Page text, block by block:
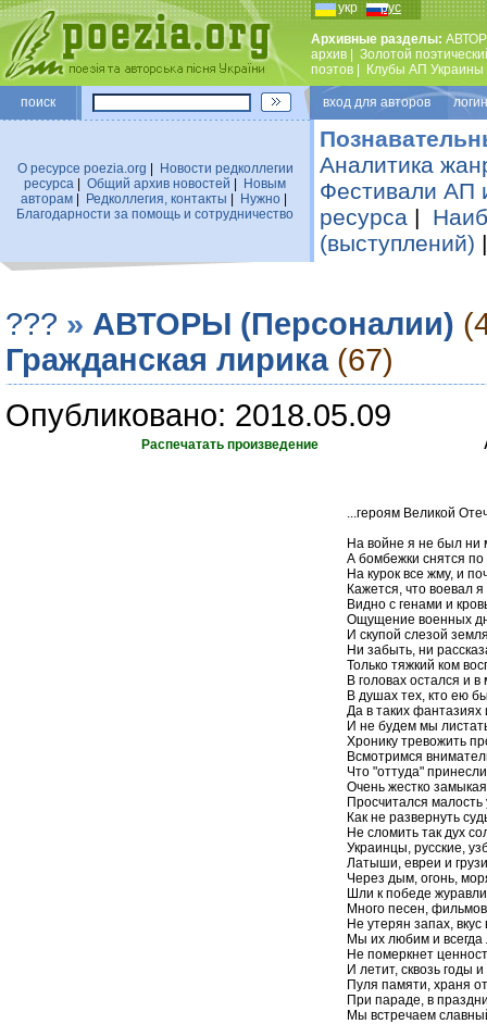
укр рус
Архивные разделы:
архив
Золотой
поэтов
Клубы АП Украины
поиск вход для авторов
О ресурсе poezia.org
Новости редколлегии
ресурса
Общий архив новостей
Новым
авторам| Редколлегия, контакты Нужно|
Благодарности за помощь и сотрудничество
Аналитика
Фестивали АП
ресурса |
(выступлений)
??? » АВТОРЫ (Персоналии)
Гражданская лирика (67)
Опубликовано: 2018.05.09
Распечатать произведение
...героям Великой
На войне я не был ни
А бомбежки снятся по
На курок все жму, и
Кажется, что воевал
Видно с генами и
Ощущение военных
И скупой слезой
Ни забыть, ни
Только тяжкий ком
В головах остался и в
В душах тех, кто ею
Да в таких фантазиях
И не будем мы
Хронику тревожить
Всмотримся
Что "оттуда"
Очень жестко
Просчитался
Как не развернуть
Не сломить так дух
Украинцы, русские,
Латыши, евреи и
Через дым, огонь,
Шли к победе
Много песен,
Не утерян запах,
Мы их любим и
Не померкнет
И летит, сквозь годы
Пуля памяти, храня
При параде, в
Мы встречаем